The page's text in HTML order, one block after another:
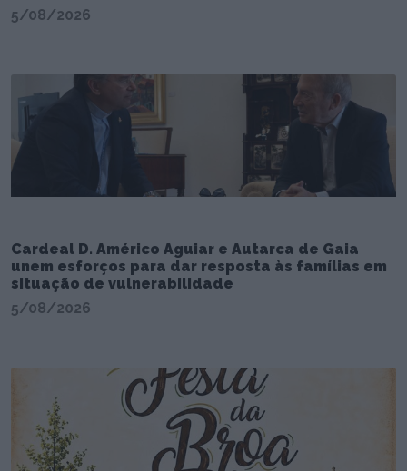
5/08/2026
Cardeal D. Américo Aguiar e Autarca de Gaia
unem esforços para dar resposta às famílias em
situação de vulnerabilidade
5/08/2026